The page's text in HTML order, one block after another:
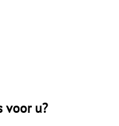
voor u?